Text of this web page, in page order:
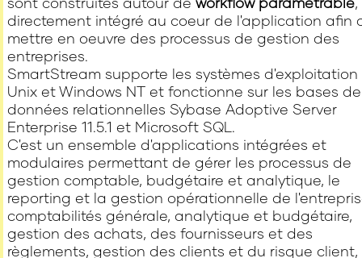
directement intégré au coeur de l'application afin
mettre en oeuvre des processus de gestion des
entreprises.
SmartStream supporte les systèmes d'exploitation
Unix et Windows NT et fonctionne sur les bases de
données relationnelles Sybase Adoptive Server
Enterprise 11.5.1 et Microsoft SQL.
C'est un ensemble d'applications intégrées et
modulaires permettant de gérer les processus de
gestion comptable, budgétaire et analytique, le
reporting et la gestion opérationnelle de
comptabilités générale, analytique et budgétaire,
gestion des achats, des fournisseurs et des
règlements, gestion des clients et du risque client,